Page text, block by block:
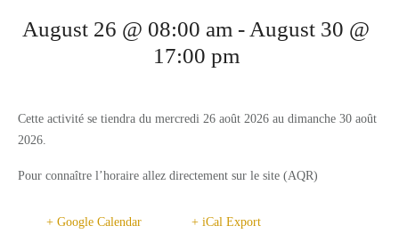
CLASSIQUE ESTIVALE BÉCANCOUR
SERVICES
RESTAURANTS
August 26 @ 08:00 am - August 30 @
17:00 pm
Cette activité se tiendra du mercredi 26 août 2026 au dimanche 30 août
2026.
Pour connaître l’horaire allez directement sur le site (AQR)
+ Google Calendar + iCal Export